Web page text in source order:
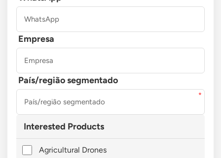
Empresa
País/região segmentado
Interested Products
Agricultural Drones